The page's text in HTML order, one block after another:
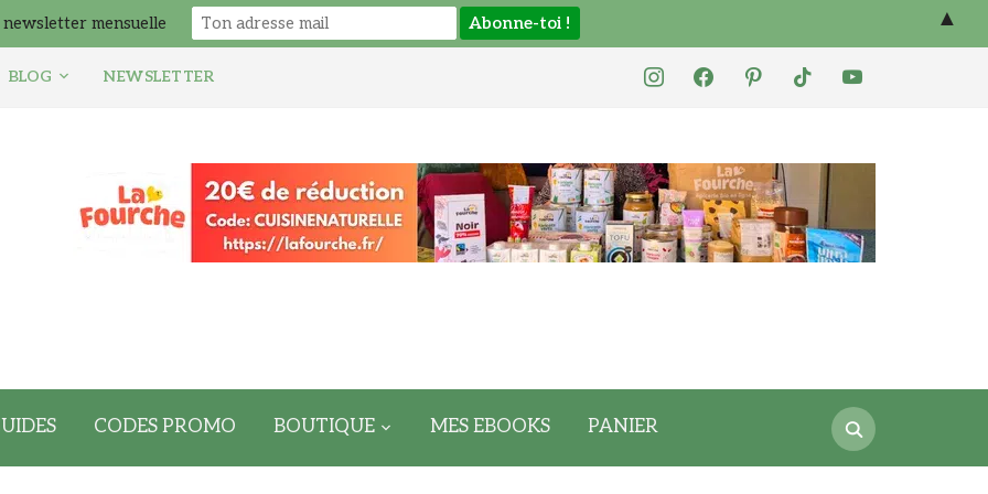
instagramfacebookpinteresttiktok youtube
BLOG NEWSLETTER
Search
for:
CODES PROMO BOUTIQUE MES EBOOKS PANIER
newsletter mensuelle ▲